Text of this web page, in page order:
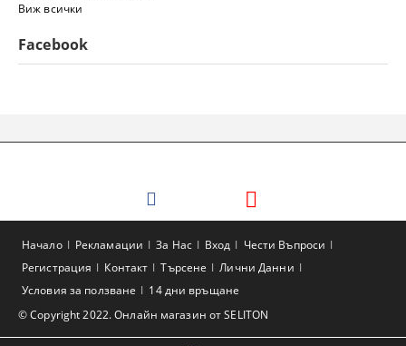
Виж всички
Facebook
© Copyright 2022. Онлайн магазин от SELITON
Начало Рекламации За Нас Вход
Чести Въпроси
Регистрация
Контакт Търсене
Лични Данни
Условия за ползване
14 дни връщане